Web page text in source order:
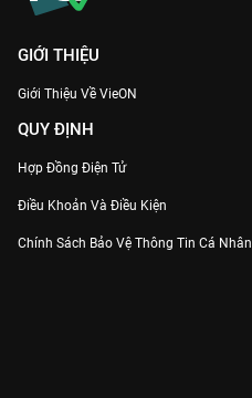
GIỚI THIỆU
Giới Thiệu Về VieON
QUY ĐỊNH
Hợp Đồng Điện Tử
Điều Khoản Và Điều Kiện
Chính Sách Bảo Vệ Thông Tin Cá Nhân